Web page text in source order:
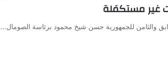
غير مستكمَلة
والثامن للجمهورية حسن شيخ محمود برئاسة الصومال…